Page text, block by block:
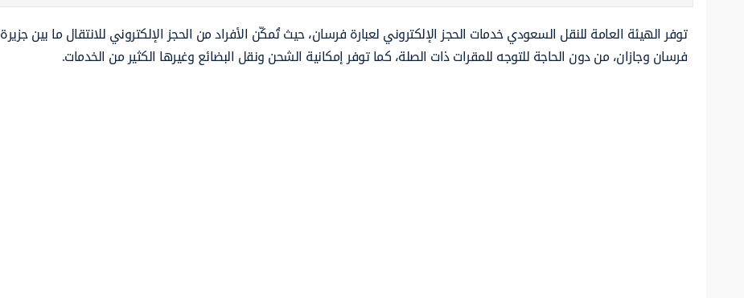
توفر الهيئة العامة للنقل السعودي خدمات الحجز الإلكتروني لعبارة فرسان، حيث تُمكّن الأفراد من الحجز الإلكتروني للانتقال ما بين جزيرة
فرسان وجازان، من دون الحاجة للتوجه للمقرات ذات الصلة، كما توفر إمكانية الشحن ونقل البضائع وغيرها الكثير من الخدمات.